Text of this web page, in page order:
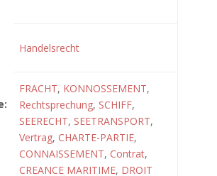
Handelsrecht
FRACHT, KONNOSSEMENT,
Rechtsprechung, SCHIFF,
SEERECHT, SEETRANSPORT,
Vertrag, CHARTE-PARTIE,
CONNAISSEMENT, Contrat,
CREANCE MARITIME, DROIT